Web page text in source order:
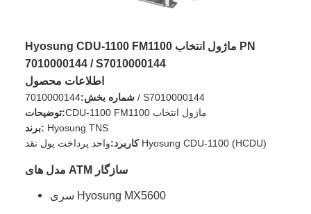
Hyosung CDU-1100 FM1100 ماژول انتخاب PN
7010000144 / S7010000144
اطلاعات محصول
شماره بخش: 7010000144 / S7010000144
توضیحات:
CDU-1100 FM1100 ماژول انتخاب
برند: Hyosung TNS
کاربرد:واحد پرداخت پول نقد Hyosung CDU-1100 (HCDU)
مدل های ATM سازگار
سری Hyosung MX5600